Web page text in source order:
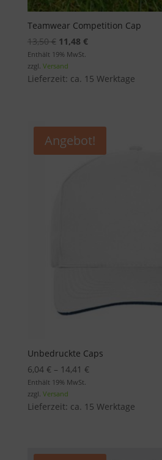
Teamwear Competition Cap
13,50€ Ursprünglicher
Preis
war:
13,50 €
11,48 €Aktueller
11,48 €.
Enthält 19% MwSt.
zzgl. Versand
Lieferzeit: ca. 15 Werktage
Angebot!
Unbedruckte Caps
6,04 € – 14,41 €Preisspanne:
14,41 €
Enthält 19% MwSt.
zzgl. Versand
Lieferzeit: ca. 15 Werktage